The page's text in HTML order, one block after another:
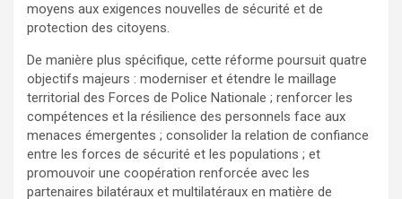
moyens aux exigences nouvelles de sécurité et de
protection des citoyens.
De manière plus spécifique, cette réforme poursuit quatre
objectifs majeurs : moderniser et étendre le maillage
territorial des Forces de Police Nationale ; renforcer les
compétences et la résilience des personnels face aux
menaces émergentes ; consolider la relation de confiance
entre les forces de sécurité et les populations ; et
promouvoir une coopération renforcée avec les
partenaires bilatéraux et multilatéraux en matière de